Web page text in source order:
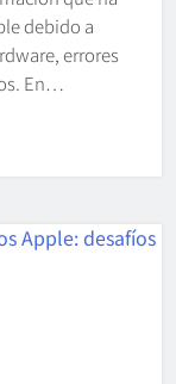
debido a
errores
En…